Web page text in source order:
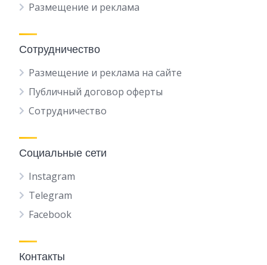
Размещение и реклама
Сотрудничество
Размещение и реклама на сайте
Публичный договор оферты
Сотрудничество
Социальные сети
Instagram
Telegram
Facebook
Контакты